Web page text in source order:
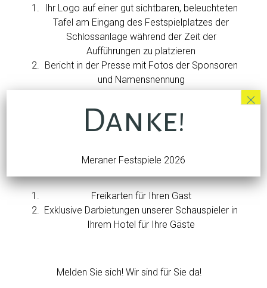
Ihr Logo auf einer gut sichtbaren, beleuchteten
Tafel am Eingang des Festspielplatzes der
Schlossanlage während der Zeit der
Aufführungen zu platzieren
Bericht in der Presse mit Fotos der Sponsoren
und Namensnennung
Vorstellung mit Ihnen als Ehrengast bei VIP-
Freikarten für Ihre Geschäftspartner
Wenn Sie eine massgeschneiderte Lösung für die
Freikarten für Ihren Gast
Exklusive Darbietungen unserer Schauspieler in
Ihrem Hotel für Ihre Gäste
Melden Sie sich! Wir sind für Sie da!
Danke!
Meraner Festspiele 2026
×